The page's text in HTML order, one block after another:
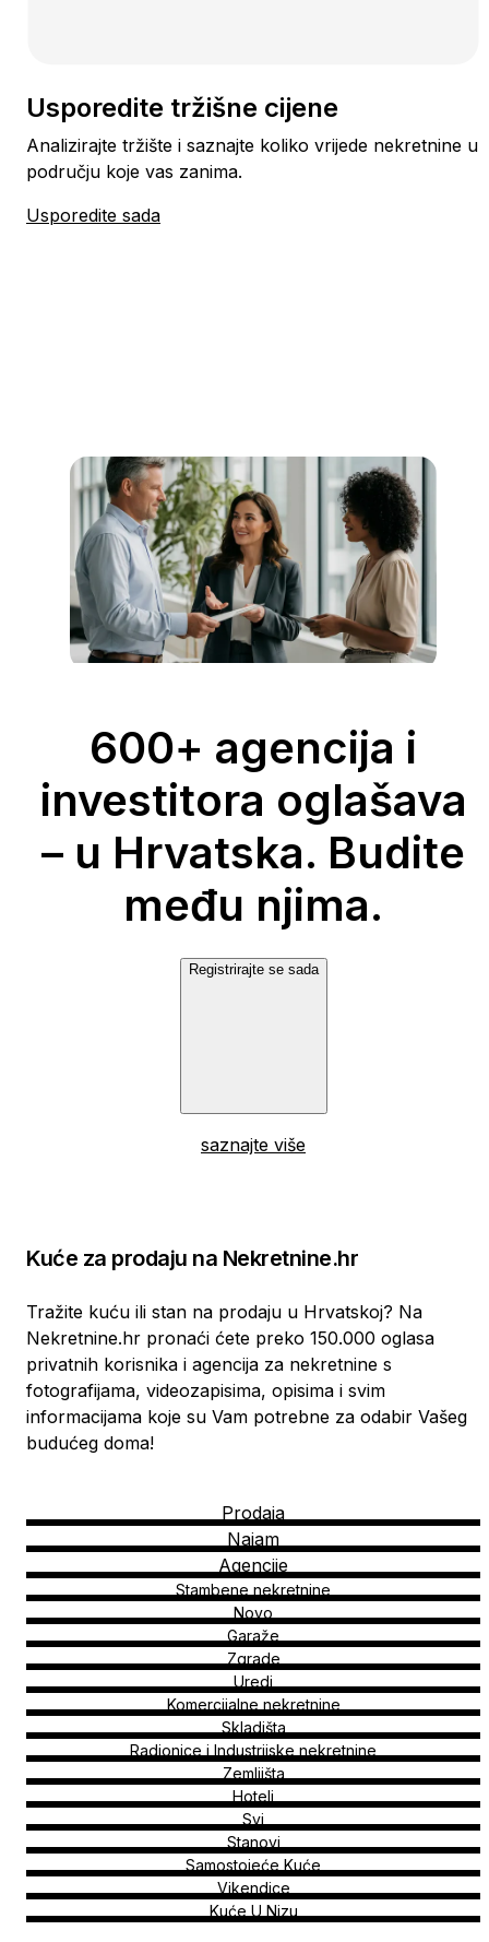
Usporedite tržišne cijene
Analizirajte tržište i saznajte koliko vrijede nekretnine u
području koje vas zanima.
Usporedite sada
600+ agencija i
investitora oglašava
– u Hrvatska. Budite
među njima.
Registrirajte se sada
saznajte više
Kuće za prodaju na Nekretnine.hr
Tražite kuću ili stan na prodaju u Hrvatskoj? Na
Nekretnine.hr pronaći ćete preko 150.000 oglasa
privatnih korisnika i agencija za nekretnine s
fotografijama, videozapisima, opisima i svim
informacijama koje su Vam potrebne za odabir Vašeg
budućeg doma!
Prodaja
Najam
Agencije
Stambene nekretnine
Novo
Garaže
Zgrade
Uredi
Komercijalne nekretnine
Skladišta
Radionice i Industrijske nekretnine
Zemljišta
Hoteli
Svi
Stanovi
Samostojeće Kuće
Vikendice
Kuće U Nizu